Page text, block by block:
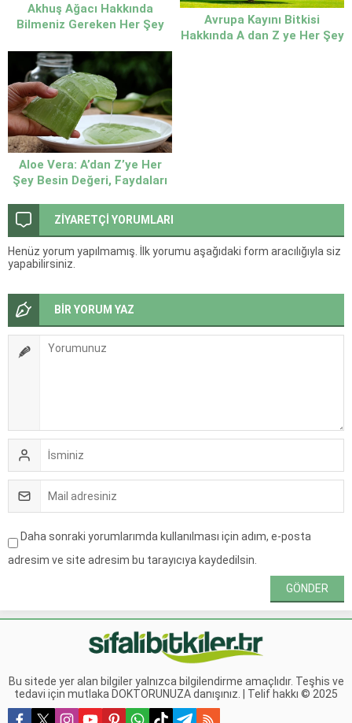
Akhuş Ağacı Hakkında
Bilmeniz Gereken Her Şey
Avrupa Kayını Bitkisi
Hakkında A dan Z ye Her Şey
Aloe Vera: A’dan Z’ye Her
Şey Besin Değeri, Faydaları
ZİYARETÇİ YORUMLARI
Henüz yorum yapılmamış. İlk yorumu aşağıdaki form aracılığıyla siz
yapabilirsiniz.
BİR YORUM YAZ
Daha sonraki yorumlarımda kullanılması için adım, e-posta
adresim ve site adresim bu tarayıcıya kaydedilsin.
Bu sitede yer alan bilgiler yalnızca bilgilendirme amaçlıdır. Teşhis ve
tedavi için mutlaka DOKTORUNUZA danışınız. | Telif hakkı © 2025